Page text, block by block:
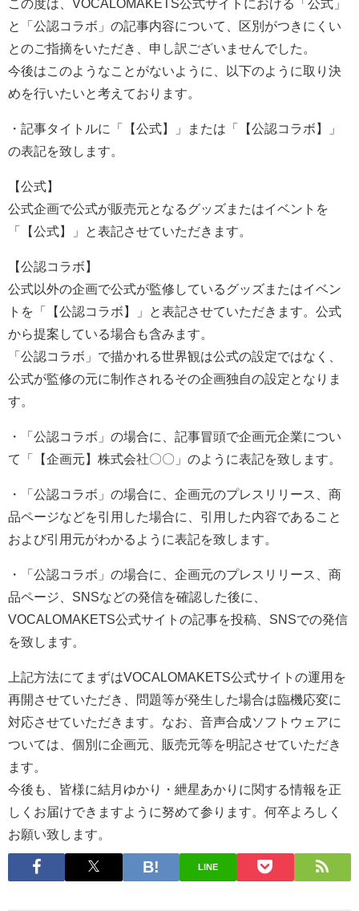
この度は、VOCALOMAKETS公式サイトにおける「公式」
と「公認コラボ」の記事内容について、区別がつきにくい
とのご指摘をいただき、申し訳ございませんでした。
今後はこのようなことがないように、以下のように取り決
めを行いたいと考えております。
・記事タイトルに「【公式】」または「【公認コラボ】」
の表記を致します。
【公式】
公式企画で公式が販売元となるグッズまたはイベントを
「【公式】」と表記させていただきます。
【公認コラボ】
公式以外の企画で公式が監修しているグッズまたはイベン
トを「【公認コラボ】」と表記させていただきます。公式
から提案している場合も含みます。
「公認コラボ」で描かれる世界観は公式の設定ではなく、
公式が監修の元に制作されるその企画独自の設定となりま
す。
・「公認コラボ」の場合に、記事冒頭で企画元企業につい
て「【企画元】株式会社〇〇」のように表記を致します。
・「公認コラボ」の場合に、企画元のプレスリリース、商
品ページなどを引用した場合に、引用した内容であること
および引用元がわかるように表記を致します。
・「公認コラボ」の場合に、企画元のプレスリリース、商
品ページ、SNSなどの発信を確認した後に、
VOCALOMAKETS公式サイトの記事を投稿、SNSでの発信
を致します。
上記方法にてまずはVOCALOMAKETS公式サイトの運用を
再開させていただき、問題等が発生した場合は臨機応変に
対応させていただきます。なお、音声合成ソフトウェアに
ついては、個別に企画元、販売元等を明記させていただき
ます。
今後も、皆様に結月ゆかり・紲星あかりに関する情報を正
しくお届けできますように努めて参ります。何卒よろしく
お願い致します。
LINE